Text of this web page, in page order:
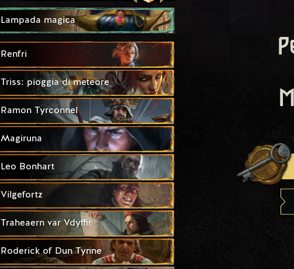
Lampada magica
Renfri
Triss: pioggia di meteore
Ramon Tyrconnel
Magiruna
Leo Bonhart
Vilgefortz
Traheaern var Vdyffir
Roderick of Dun Tynne